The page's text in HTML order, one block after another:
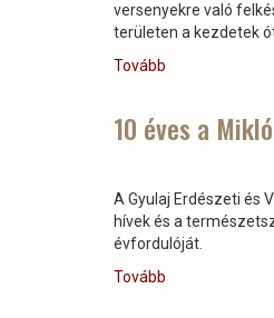
még
versenyekre való
területen a kezdetek
Tovább
Egyesület
a
3D
HDHIAA
10 éves a
A Gyulaj Erdészeti és
hívek és a
évfordulóját.
Tovább